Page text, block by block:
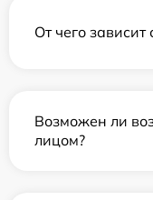
От чего
Возможен ли
лицом?